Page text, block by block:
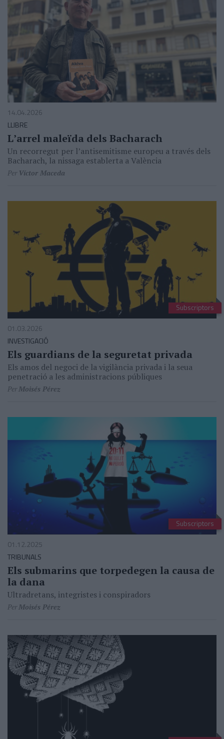
14.04.2026
LLIBRE
Lʼarrel maleïda dels Bacharach
Un recorregut per lʼantisemitisme europeu a través dels
Bacharach, la nissaga establerta a València
Per Víctor Maceda
Subscriptors
01.03.2026
INVESTIGACIÓ
Els guardians de la seguretat privada
Els amos del negoci de la vigilància privada i la seua
penetració a les administracions públiques
PerMoisés Pérez
Subscriptors
01.12.2025
TRIBUNALS
Els submarins que torpedegen la causa de
la dana
Ultradretans, integristes i conspiradors
PerMoisés Pérez